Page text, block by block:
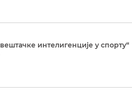
интелигенције у спорту“